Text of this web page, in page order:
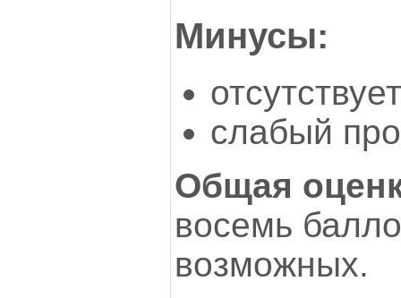
Минусы:
слабый
Общая
восемь
возможных.